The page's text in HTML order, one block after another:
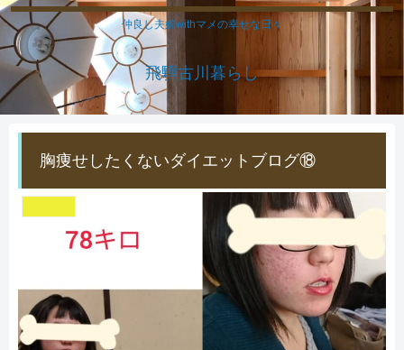
仲良し夫婦withマメの幸せな日々
飛騨古川暮らし
胸痩せしたくないダイエットブログ⑱